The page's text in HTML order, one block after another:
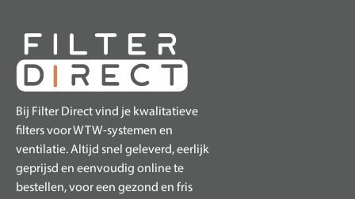
Bij Filter Direct vind je kwalitatieve
filters voor WTW-systemen en
ventilatie. Altijd snel geleverd, eerlijk
geprijsd en eenvoudig online te
bestellen, voor een gezond en fris